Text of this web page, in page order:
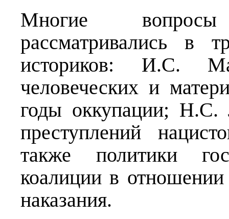
Многие
рассматривались в
историков: И.С.
человеческих и
годы оккупации; Н.С.
преступлений
также политики
коалиции в
наказания.